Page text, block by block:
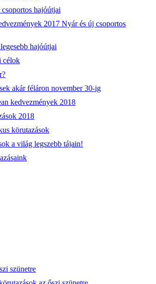
hajóútjai
2017 Nyár és új csoportos
hajóútjai
célok
akár féláron november 30-ig
kedvezmények 2018
2018
körutazások
a világ legszebb tájain!
szünetre